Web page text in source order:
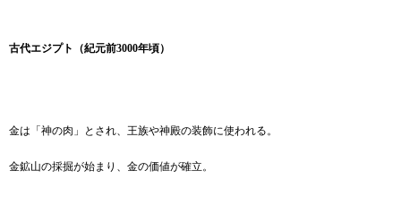
古代エジプト（紀元前3000年頃）
金は「神の肉」とされ、王族や神殿の装飾に使われる。
金鉱山の採掘が始まり、金の価値が確立。